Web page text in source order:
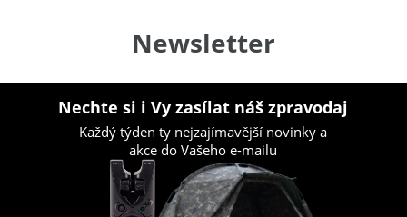
Newsletter
Nechte si i Vy zasílat náš zpravodaj
Každý týden ty nejzajímavější novinky a
akce do Vašeho e-mailu